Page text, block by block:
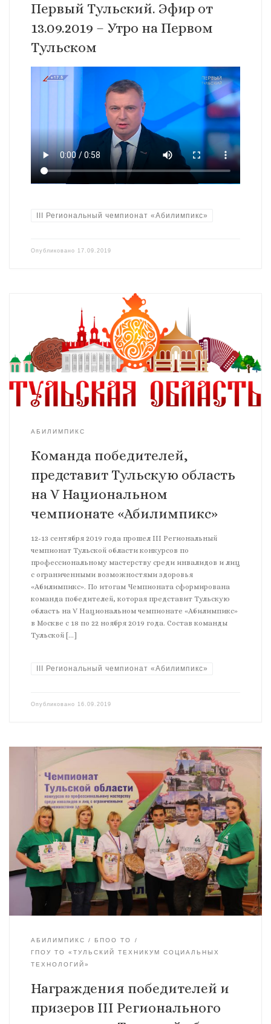
Первый Тульский. Эфир от
13.09.2019 – Утро на Первом
Тульском
III Региональный чемпионат «Абилимпикс»
Опубликовано 17.09.2019
АБИЛИМПИКС
Команда победителей,
представит Тульскую область
на V Национальном
чемпионате «Абилимпикс»
12-13 сентября 2019 года прошел III Региональный
чемпионат Тульской области конкурсов по
профессиональному мастерству среди инвалидов и лиц
с ограниченными возможностями здоровья
«Абилимпикс». По итогам Чемпионата сформирована
команда победителей, которая представит Тульскую
область на V Национальном чемпионате «Абилимпикс»
в Москве с 18 по 22 ноября 2019 года. Состав команды
Тульской […]
III Региональный чемпионат «Абилимпикс»
Опубликовано 16.09.2019
АБИЛИМПИКС
БПОО ТО
ГПОУ ТО «ТУЛЬСКИЙ ТЕХНИКУМ СОЦИАЛЬНЫХ
ТЕХНОЛОГИЙ»
Награждения победителей и
призеров III Регионального